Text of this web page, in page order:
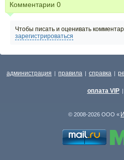
Комментарии 0
Чтобы писать и оценивать
зарегистрироваться
администрация | правила | справка |
оплата VIP |
© 2008-2026 ООО «